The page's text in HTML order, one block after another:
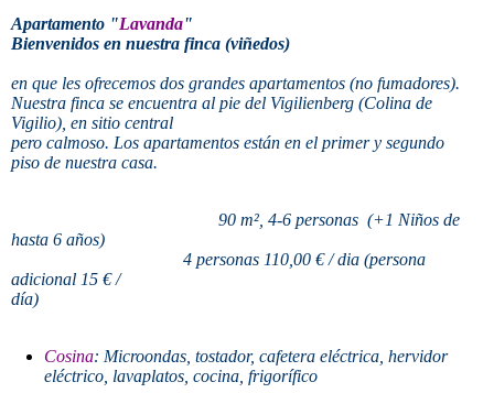
Apartamento "Lavanda"
Bienvenidos en nuestra finca (viñedos)
en que les ofrecemos dos grandes apartamentos (no fumadores).
Nuestra finca se encuentra al pie del Vigilienberg (Colina de
Vigilio), en sitio central
pero calmoso. Los apartamentos están en el primer y segundo
piso de nuestra casa.
90 m², 4-6 personas (+1 Niños de
hasta 6 años)
4 personas 110,00 € / dia (persona
adicional 15 € /
día)
Cosina: Microondas, tostador, cafetera eléctrica, hervidor
eléctrico, lavaplatos, cocina, frigorífico